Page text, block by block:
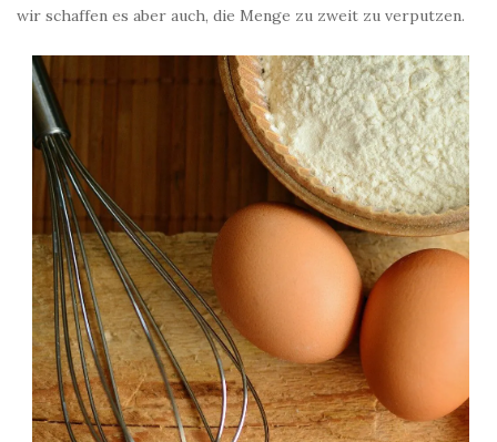
wir schaffen es aber auch, die Menge zu zweit zu verputzen.